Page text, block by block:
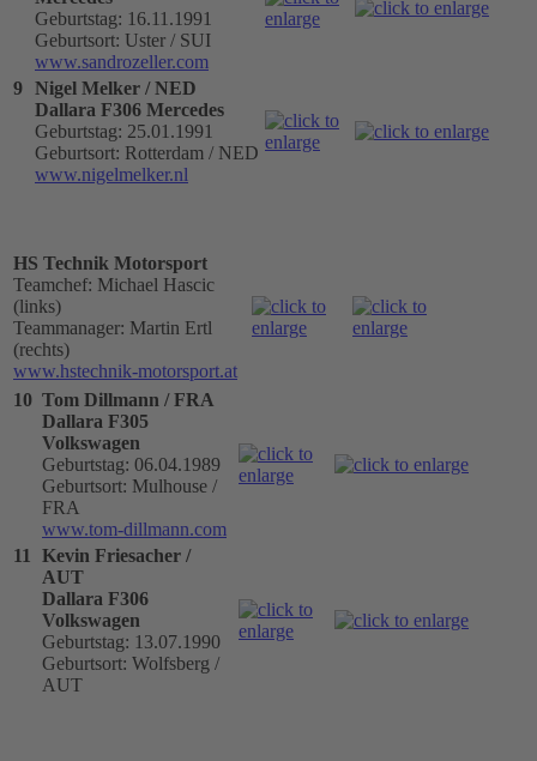
Geburtstag: 16.11.1991
Geburtsort: Uster / SUI
www.sandrozeller.com
9 Nigel Melker / NED
Dallara F306 Mercedes
Geburtstag: 25.01.1991
Geburtsort: Rotterdam / NED
www.nigelmelker.nl
HS Technik Motorsport
Teamchef: Michael Hascic
(links)
Teammanager: Martin Ertl
(rechts)
www.hstechnik-motorsport.at
10 Tom Dillmann / FRA
Dallara F305
Volkswagen
Geburtstag: 06.04.1989
Geburtsort: Mulhouse /
FRA
www.tom-dillmann.com
11
Kevin Friesacher /
AUT
Dallara F306
Volkswagen
Geburtstag: 13.07.1990
Geburtsort: Wolfsberg /
AUT